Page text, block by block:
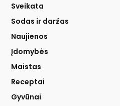
Sveikata
Sodas ir daržas
Naujienos
Įdomybės
Maistas
Receptai
Gyvūnai